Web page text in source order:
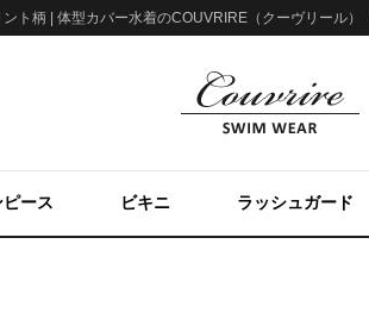
ト柄 | 体型カバー水着のCOUVRIRE（クーヴリール）
ピース ビキニ ラッシュガード